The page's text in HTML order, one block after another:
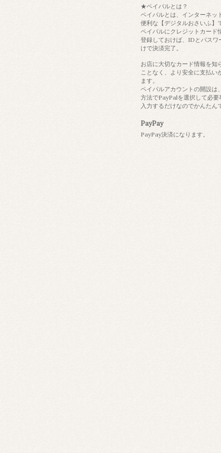
★ペイパルとは？
ペイパルとは、インターネッ
便利な【デジタルおさいふ】
ペイパルにクレジットカード
登録しておけば、IDとパスワ
けで決済完了。
お店に大切なカード情報を知
ことなく、より安全に支払い
ます。
ペイパルアカウントの開設は
方法でPayPalを選択して必要
入力するだけなのでかんたん
PayPay
PayPay決済になります。